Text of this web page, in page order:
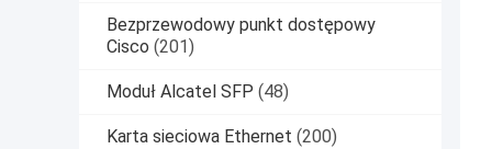
Bezprzewodowy punkt dostępowy
Cisco (201)
Moduł Alcatel SFP (48)
Karta sieciowa Ethernet (200)